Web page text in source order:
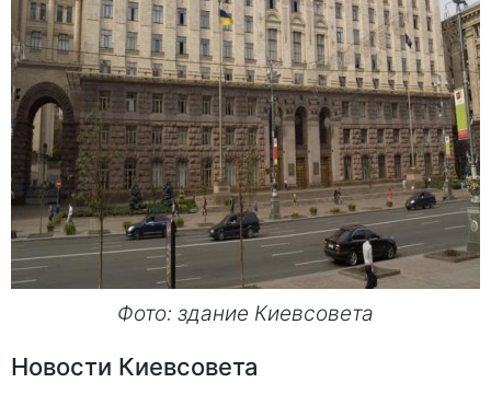
Фото: здание Киевсовета
Новости Киевсовета